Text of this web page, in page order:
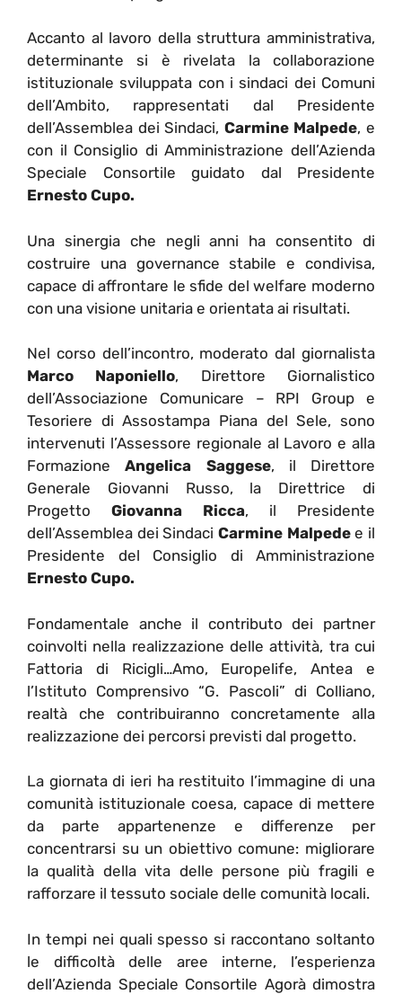
Accanto al lavoro della struttura amministrativa,
determinante si è rivelata la collaborazione
istituzionale sviluppata con i sindaci dei Comuni
dell’Ambito, rappresentati dal Presidente
dell’Assemblea dei Sindaci, Carmine Malpede, e
con il Consiglio di Amministrazione dell’Azienda
Speciale Consortile guidato dal Presidente
Ernesto Cupo.
Una sinergia che negli anni ha consentito di
costruire una governance stabile e condivisa,
capace di affrontare le sfide del welfare moderno
con una visione unitaria e orientata ai risultati.
Nel corso dell’incontro, moderato dal giornalista
Marco Naponiello, Direttore Giornalistico
dell’Associazione Comunicare – RPI Group e
Tesoriere di Assostampa Piana del Sele, sono
intervenuti l’Assessore regionale al Lavoro e alla
FormazioneAngelica Saggese, il Direttore
Generale Giovanni Russo, la Direttrice di
Progetto Giovanna Ricca, il Presidente
dell’Assemblea dei Sindaci Carmine Malpedee il
Presidente del Consiglio di Amministrazione
Ernesto Cupo.
Fondamentale anche il contributo dei partner
coinvolti nella realizzazione delle attività, tra cui
Fattoria di Ricigli…Amo, Europelife, Antea e
l’Istituto Comprensivo “G. Pascoli” di Colliano,
realtà che contribuiranno concretamente alla
realizzazione dei percorsi previsti dal progetto.
La giornata di ieri ha restituito l’immagine di una
comunità istituzionale coesa, capace di mettere
da parte appartenenze e differenze per
concentrarsi su un obiettivo comune: migliorare
la qualità della vita delle persone più fragili e
rafforzare il tessuto sociale delle comunità locali.
In tempi nei quali spesso si raccontano soltanto
le difficoltà delle aree interne, l’esperienza
dell’Azienda Speciale Consortile Agorà dimostra